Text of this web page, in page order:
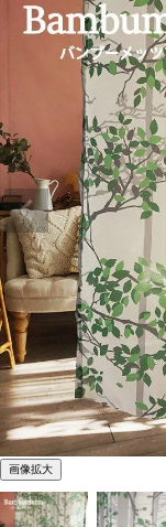
画像拡大